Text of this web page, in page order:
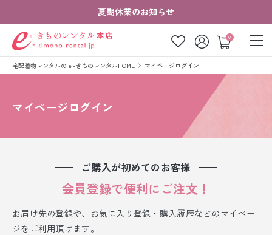
夏期休業のお知らせ
0
ゲスト
お気に入り ログイン
よくあるご質問
お問い合わせ
法人・グループの
お客様はこちら
着物の種類から探す
宅配着物レンタルのｅ-きものレンタルHOME マイページログイン
マイページログイン
ご購入が初めてのお客様
会員登録で便利にご注文！
お届け先の登録や、お気に入り登録・購入履歴などのマイペー
ジをご利用頂けます。